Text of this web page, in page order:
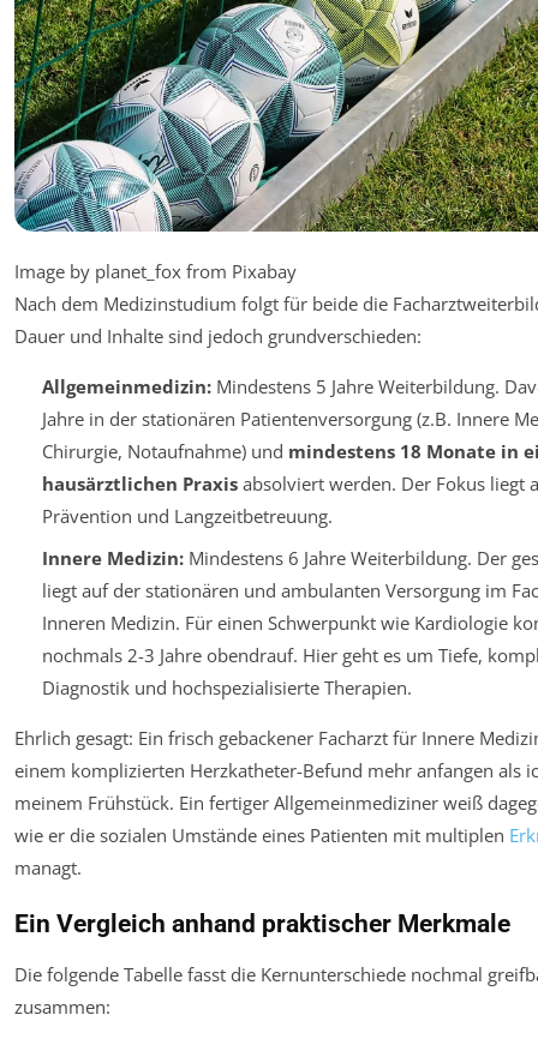
Image by planet_fox from Pixabay
Nach dem Medizinstudium folgt für beide die
Dauer und Inhalte sind jedoch grundverschieden:
Allgemeinmedizin:Mindestens 5 Jahre Weiterbildung.
Jahre in der stationären Patientenversorgung (z.B. Innere
Chirurgie, Notaufnahme) und mindestens 18 Monate in
hausärztlichen Praxisabsolviert werden. Der Fokus liegt
Prävention und Langzeitbetreuung.
Innere Medizin:Mindestens 6 Jahre Weiterbildung. Der
liegt auf der stationären und ambulanten Versorgung im
Inneren Medizin. Für einen Schwerpunkt wie Kardiologie
nochmals 2-3 Jahre obendrauf. Hier geht es um Tiefe,
Diagnostik und hochspezialisierte Therapien.
Ehrlich gesagt: Ein frisch gebackener Facharzt für Innere
einem komplizierten Herzkatheter-Befund mehr anfangen als
meinem Frühstück. Ein fertiger Allgemeinmediziner weiß
wie er die sozialen Umstände eines Patienten mit multiplen
managt.
Ein Vergleich anhand praktischer Merkmale
Die folgende Tabelle fasst die Kernunterschiede nochmal
zusammen: